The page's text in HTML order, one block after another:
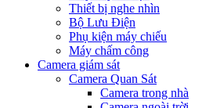
Thiết bị nghe nhìn
Bộ Lưu Điện
Phụ kiện máy chiếu
Máy chấm công
Camera giám sát
Camera Quan Sát
Camera trong nhà